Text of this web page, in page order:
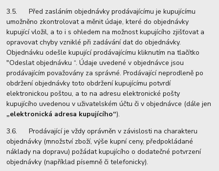
3.5. Před zasláním objednávky prodávajícímu je kupujícímu
umožněno zkontrolovat a měnit údaje, které do objednávky
kupující vložil, a to i s ohledem na možnost kupujícího zjišťovat a
opravovat chyby vzniklé při zadávání dat do objednávky.
Objednávku odešle kupující prodávajícímu kliknutím na tlačítko
"Odeslat objednávku “. Údaje uvedené v objednávce jsou
prodávajícím považovány za správné. Prodávající neprodleně po
obdržení objednávky toto obdržení kupujícímu potvrdí
elektronickou poštou, a to na adresu elektronické pošty
kupujícího uvedenou v uživatelském účtu či v objednávce (dále jen
„elektronická adresa kupujícího“).
3.6. Prodávající je vždy oprávněn v závislosti na charakteru
objednávky (množství zboží, výše kupní ceny, předpokládané
náklady na dopravu) požádat kupujícího o dodatečné potvrzení
objednávky (například písemně či telefonicky).